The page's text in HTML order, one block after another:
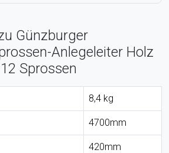
Günzburger
Anlegeleiter Holz
Sprossen
8,4 kg
4700mm
420mm